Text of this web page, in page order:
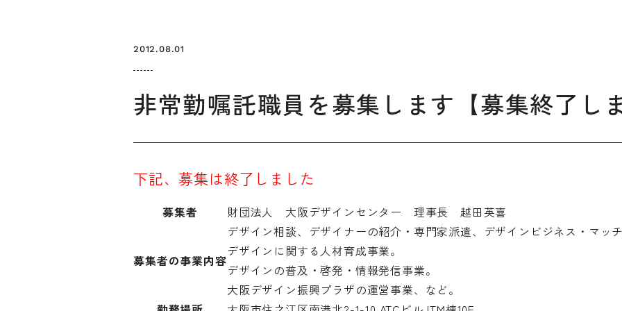
ODCクラウドソーシング
デザイン団体・機関一覧関西デザイン学校一覧
ソーシャルメディアポリシー
ビジネ
2012.08.01
非常勤嘱託職員を募集します【募集終了し
下記、募集は終了しました
募集者 財団法人 大阪デザインセンター 理事長 越田英喜
募集者の事業内容
デザイン相談、デザイナーの紹介・専門家派遣、デザインビジネス・マッチ
デザインに関する人材育成事業。
デザインの普及・啓発・情報発信事業。
大阪デザイン振興プラザの運営事業、など。